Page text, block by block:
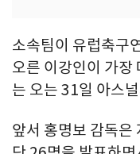
소속팀이 유럽축구
오른 이강인이 가장
는 오는 31일 아스
앞서 홍명보 감독은